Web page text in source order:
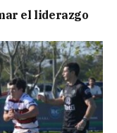
el liderazgo